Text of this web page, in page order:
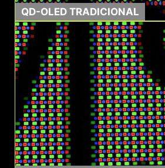
QD-OLED TRADICIONAL
0.03ms GtG
Tiempo de Respuesta